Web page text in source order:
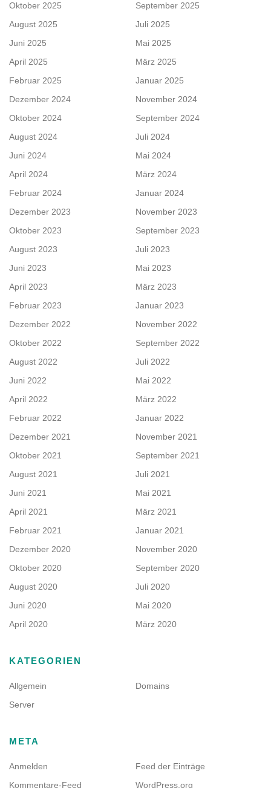
Oktober 2025
September 2025
August 2025
Juli 2025
Juni 2025
Mai 2025
April 2025
März 2025
Februar 2025
Januar 2025
Dezember 2024
November 2024
Oktober 2024
September 2024
August 2024
Juli 2024
Juni 2024
Mai 2024
April 2024
März 2024
Februar 2024
Januar 2024
Dezember 2023
November 2023
Oktober 2023
September 2023
August 2023
Juli 2023
Juni 2023
Mai 2023
April 2023
März 2023
Februar 2023
Januar 2023
Dezember 2022
November 2022
Oktober 2022
September 2022
August 2022
Juli 2022
Juni 2022
Mai 2022
April 2022
März 2022
Februar 2022
Januar 2022
Dezember 2021
November 2021
Oktober 2021
September 2021
August 2021
Juli 2021
Juni 2021
Mai 2021
April 2021
März 2021
Februar 2021
Januar 2021
Dezember 2020
November 2020
Oktober 2020
September 2020
August 2020
Juli 2020
Juni 2020
Mai 2020
April 2020
März 2020
KATEGORIEN
Allgemein
Domains
Server
META
Anmelden
Feed der Einträge
Kommentare-Feed
WordPress.org